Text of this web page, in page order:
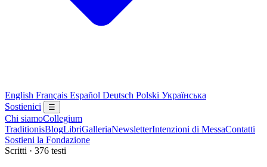
English Français Español Deutsch Polski Українська
Sostienici
☰
Chi siamoCollegium
TraditionisBlogLibriGalleriaNewsletterIntenzioni di MessaContatti
Sostieni la Fondazione
Scritti · 376 testi